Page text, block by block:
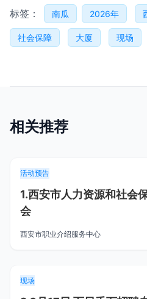
标签： 南瓜 2026年
社会保障 大厦 现场
相关推荐
活动预告
1.西安市人力资源和社会
会
西安市职业介绍服务中心
现场